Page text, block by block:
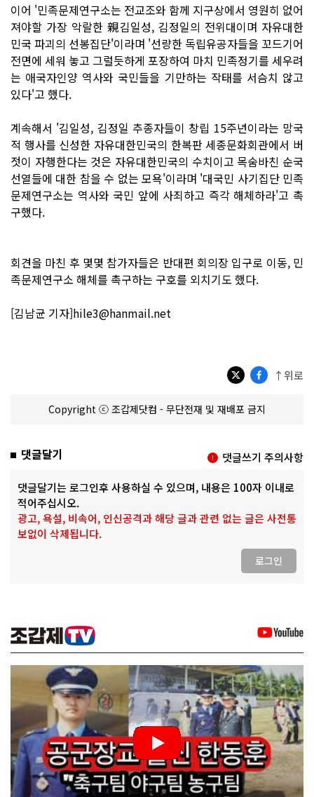
이어 '민족문제연구소는 전교조와 함께 지구상에서 영원히 없어
져야할 가장 악랄한 親김일성, 김정일의 전위대이며 자유대한
민국 파괴의 선봉집단'이라며 '선량한 독립유공자들을 꼬드기어
전면에 세워 놓고 그럴듯하게 포장하여 마치 민족정기를 세우려
는 애국자인양 역사와 국민들을 기만하는 작태를 서슴치 않고
있다'고 했다.
계속해서 '김일성, 김정일 추종자들이 창립 15주년이라는 망국
적 행사를 신성한 자유대한민국의 한복판 세종문화회관에서 버
젓이 자행한다는 것은 자유대한민국의 수치이고 목숨바친 순국
선열들에 대한 참을 수 없는 모욕'이라며 '대국민 사기집단 민족
문제연구소는 역사와 국민 앞에 사죄하고 즉각 해체하라'고 촉
구했다.
회견을 마친 후 몇몇 참가자들은 반대편 회의장 입구로 이동, 민
족문제연구소 해체를 촉구하는 구호를 외치기도 했다.
[김남균 기자]hile3@hanmail.net
↑위로
Copyright ⓒ 조갑제닷컴 - 무단전재 및 재배포 금지
댓글달기 댓글쓰기 주의사항
댓글달기는 로그인후 사용하실 수 있으며, 내용은 100자 이내로
적어주십시오.
광고, 욕설, 비속어, 인신공격과 해당 글과 관련 없는 글은 사전통
보없이 삭제됩니다.
로그인